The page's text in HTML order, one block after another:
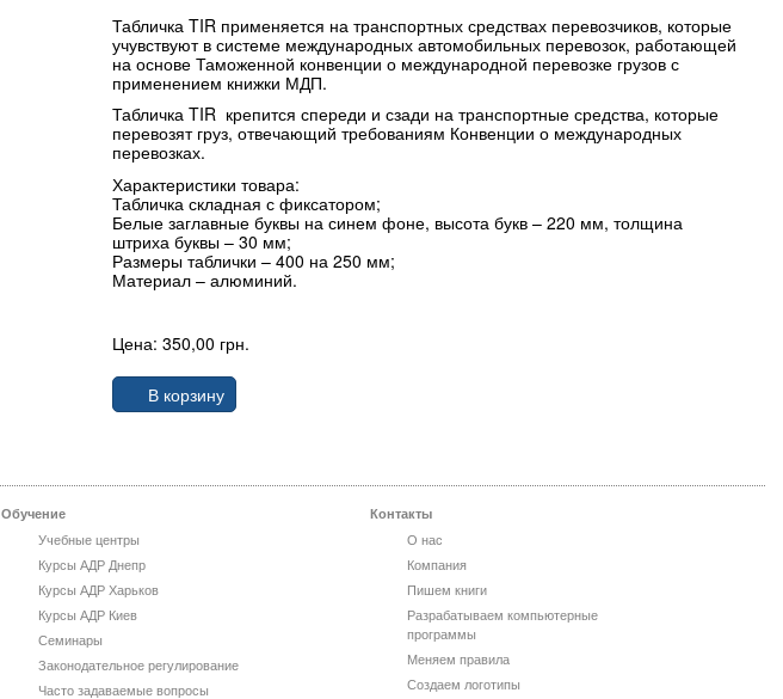
Табличка TIR применяется на транспортных средствах перевозчиков, которые
учувствуют в системе международных автомобильных перевозок, работающей
на основе Таможенной конвенции о международной перевозке грузов с
применением книжки МДП.
Табличка TIR крепится спереди и сзади на транспортные средства, которые
перевозят груз, отвечающий требованиям Конвенции о международных
перевозках.
Характеристики товара:
Табличка складная с фиксатором;
Белые заглавные буквы на синем фоне, высота букв – 220 мм, толщина
штриха буквы – 30 мм;
Размеры таблички – 400 на 250 мм;
Материал – алюминий.
Цена: 350,00 грн.
В корзину
Обучение
Учебные центры
Курсы АДР Днепр
Курсы АДР Харьков
Курсы АДР Киев
Семинары
Законодательное регулирование
Часто задаваемые вопросы
Контакты
О нас
Компания
Пишем книги
Разрабатываем компьютерные
программы
Меняем правила
Создаем логотипы